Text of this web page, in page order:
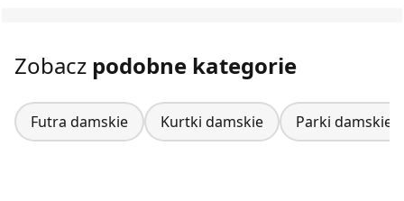
Zobacz podobne kategorie
Futra damskie Kurtki damskie Parki damskie